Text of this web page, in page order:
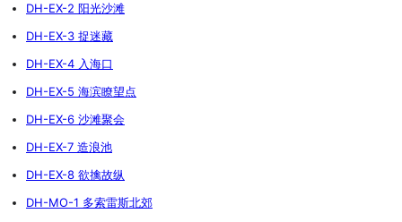
DH-EX-2 阳光沙滩
DH-EX-3 捉迷藏
DH-EX-4 入海口
DH-EX-5 海滨瞭望点
DH-EX-6 沙滩聚会
DH-EX-7 造浪池
DH-EX-8 欲擒故纵
DH-MO-1 多索雷斯北郊